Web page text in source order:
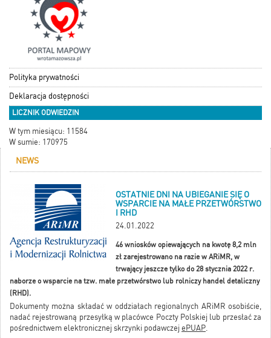
Polityka prywatności
Deklaracja dostępności
LICZNIK ODWIEDZIN
W tym miesiącu: 11584
W sumie: 170975
NEWS
OSTATNIE DNI NA UBIEGANIE SIĘ O
WSPARCIE NA MAŁE PRZETWÓRSTWO
I RHD
24.01.2022
46 wniosków opiewających na kwotę 8,2 mln
zł zarejestrowano na razie w ARiMR, w
trwający jeszcze tylko do 28 stycznia 2022 r.
naborze o wsparcie na tzw. małe przetwórstwo lub rolniczy handel detaliczny
(RHD).
Dokumenty można składać w oddziałach regionalnych ARiMR osobiście,
nadać rejestrowaną przesyłką w placówce Poczty Polskiej lub przesłać za
pośrednictwem elektronicznej skrzynki podawczej ePUAP.